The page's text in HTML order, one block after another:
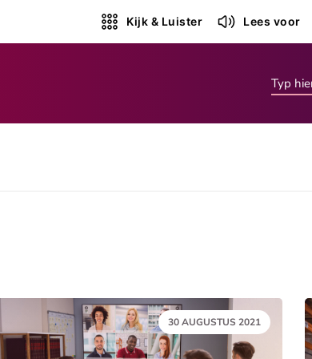
Kijk & Luister Lees voor
DATUM:
30 AUGUSTUS 2021